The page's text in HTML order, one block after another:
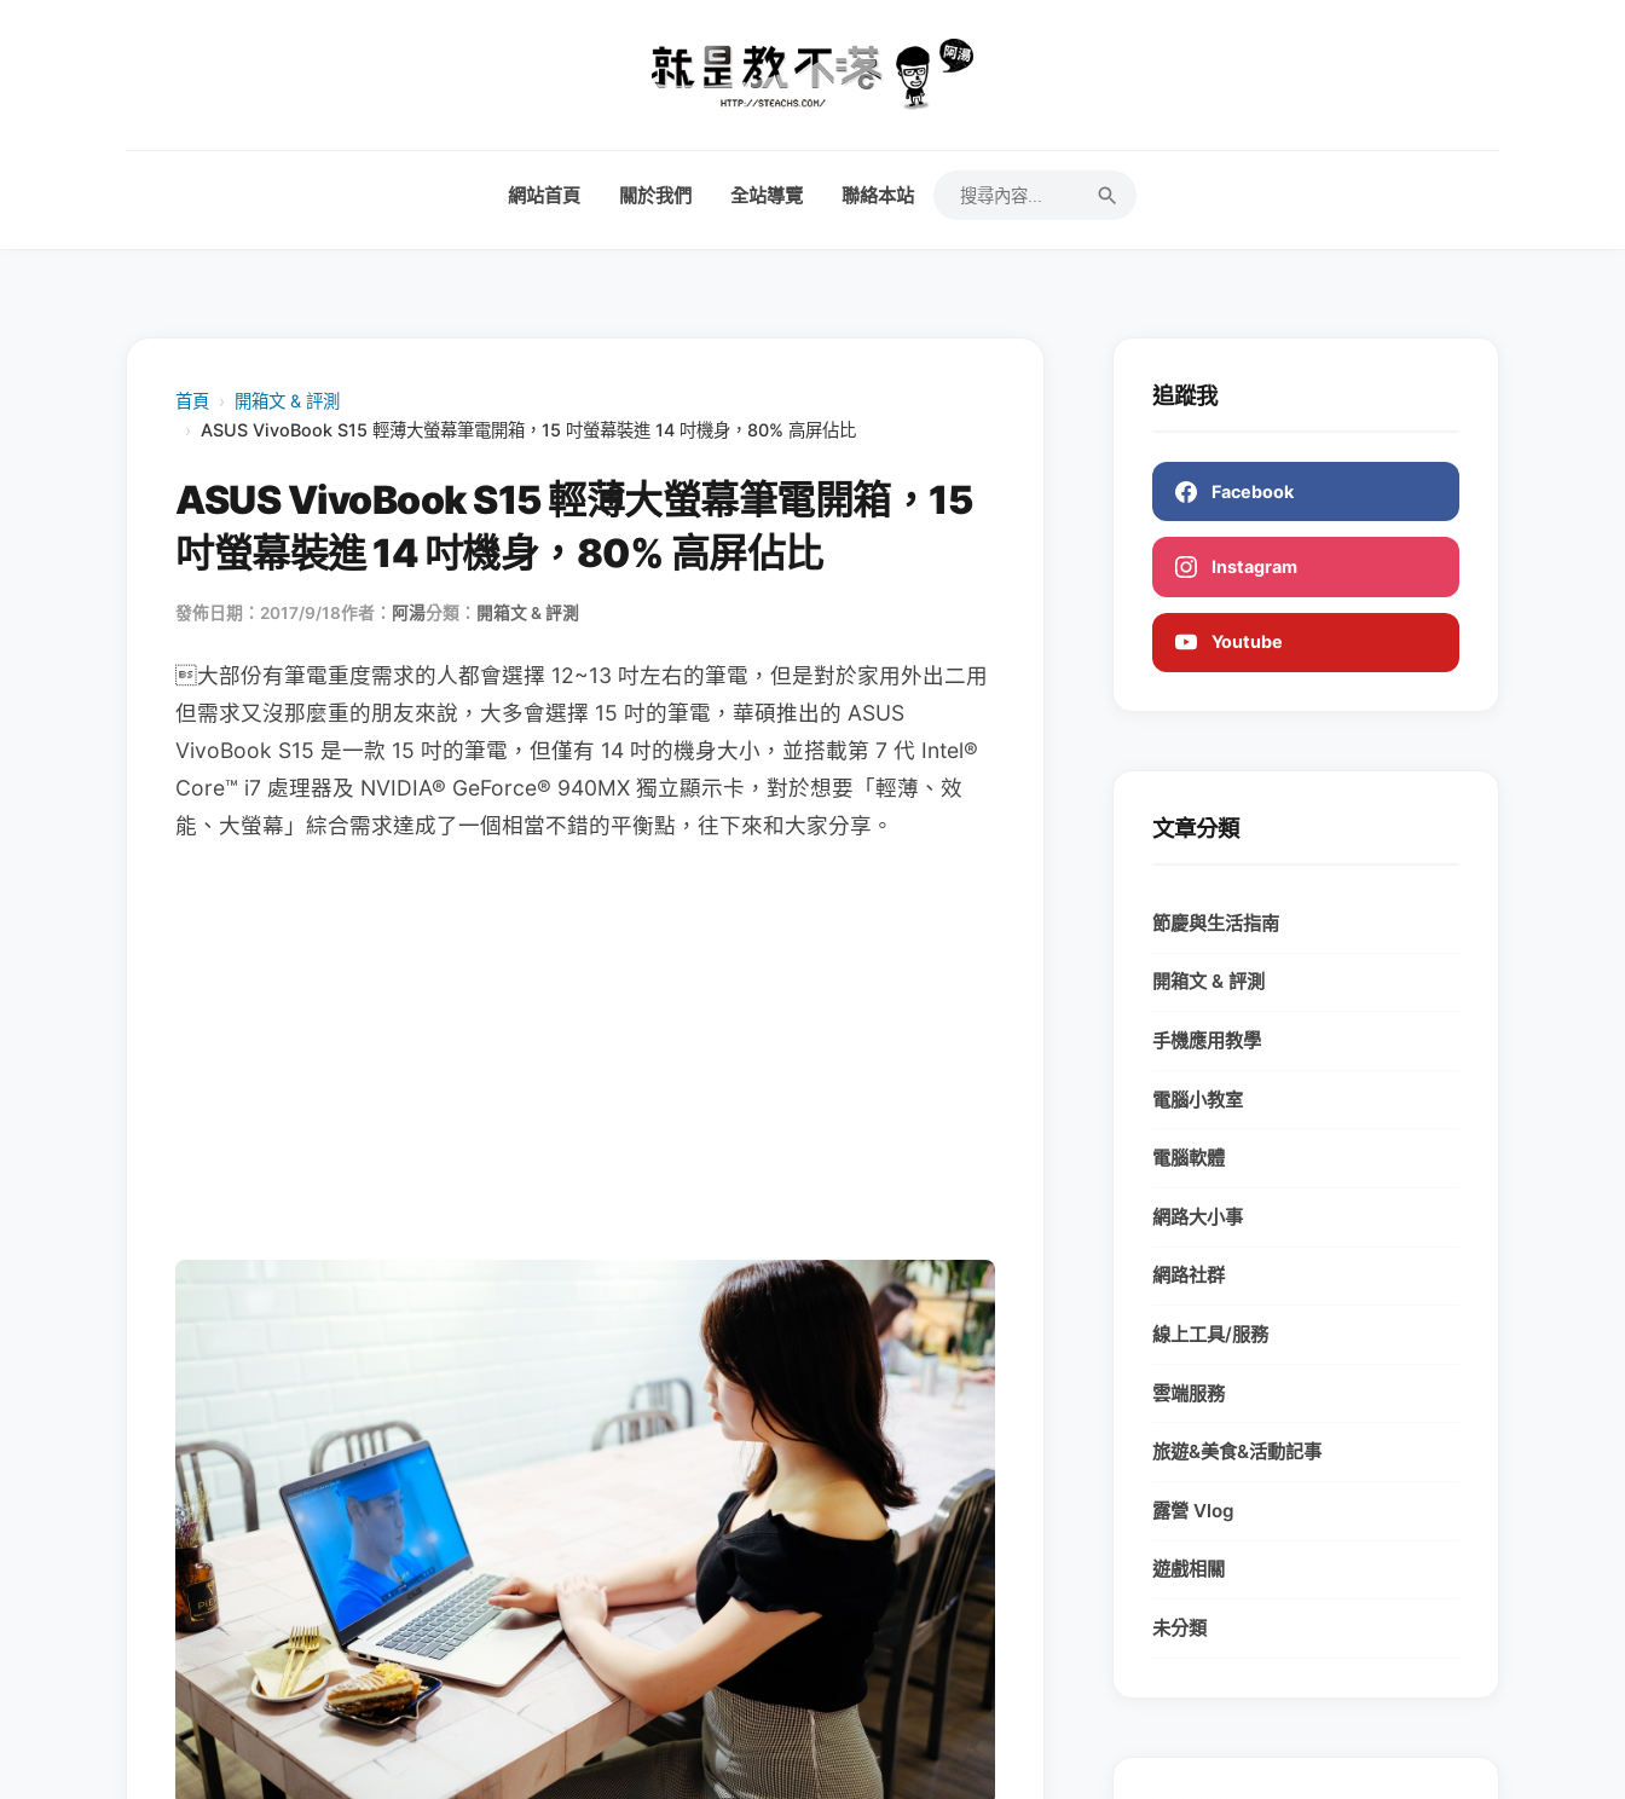
網站首頁 關於我們 全站導覽 聯絡本站
首頁 ›
開箱文 & 評測
› ASUS VivoBook S15 輕薄大螢幕筆電開箱，15 吋螢幕裝進 14 吋機身，80% 高屏佔比
ASUS VivoBook S15 輕薄大螢幕筆電開箱，15
吋螢幕裝進 14 吋機身，80% 高屏佔比
發佈日期：2017/9/18作者： 阿湯分類： 開箱文 & 評測
大部份有筆電重度需求的人都會選擇 12~13 吋左右的筆電，但是對於家用外出二用
但需求又沒那麼重的朋友來說，大多會選擇 15 吋的筆電，華碩推出的 ASUS
VivoBook S15 是一款 15 吋的筆電，但僅有 14 吋的機身大小，並搭載第 7 代 Intel®
Core™ i7 處理器及 NVIDIA® GeForce® 940MX 獨立顯示卡，對於想要「輕薄、效
能、大螢幕」綜合需求達成了一個相當不錯的平衡點，往下來和大家分享。
追蹤我
Facebook
Instagram
Youtube
文章分類
節慶與生活指南
開箱文 & 評測
手機應用教學
電腦小教室
電腦軟體
網路大小事
網路社群
線上工具/服務
雲端服務
旅遊&美食&活動記事
露營 Vlog
遊戲相關
未分類